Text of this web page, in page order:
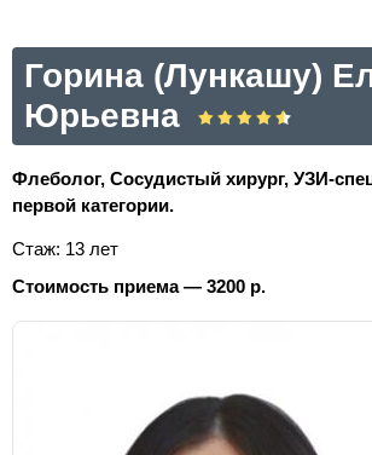
Горина (Лункашу)
Юрьевна
Флеболог, Сосудистый хирург, УЗИ-
первой категории.
Стаж: 13 лет
Стоимость приема — 3200 р.